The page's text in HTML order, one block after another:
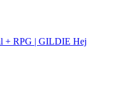
+ RPG | GILDIE Hej